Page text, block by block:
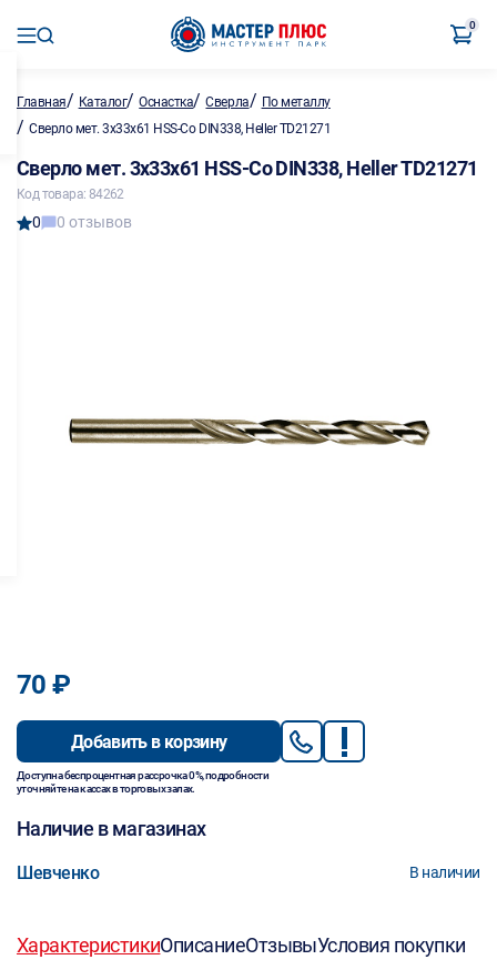
0
Главная/ Каталог/Оснастка/Сверла/ По металлу
/ Сверло мет. 3х33х61 HSS-Co DIN338, Heller TD21271
Сверло мет. 3х33х61 HSS-Co DIN338, Heller TD21271
Код товара: 84262
0 0 отзывов
70 ₽
Добавить в корзину
Доступна беспроцентная рассрочка 0%, подробности
уточняйте на кассах в торговых залах.
Наличие в магазинах
Шевченко В наличии
ХарактеристикиОписаниеОтзывыУсловия покупки